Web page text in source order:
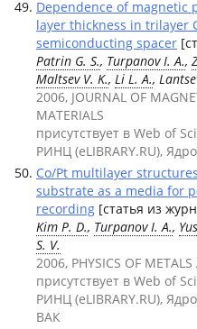
Dependence of magnetic
layer thickness in trilayer
semiconducting spacer
Patrin G. S., Turpanov I. A.,
Maltsev V. K., Li L. A.,
2006, JOURNAL OF
MATERIALS
присутствует в Web of
РИНЦ (eLIBRARY.RU),
Co/Pt multilayer
substrate as a media for
recording [статья из
Kim P. D., Turpanov I. A.,
S. V.
2006, PHYSICS OF
присутствует в Web of
РИНЦ (eLIBRARY.RU),
ВАК